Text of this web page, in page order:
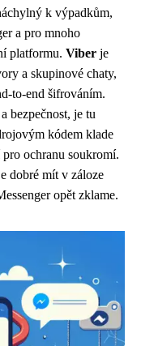
k výpadkům,
a pro mnoho
platformu. Viber je
a skupinové chaty,
to-end šifrováním.
bezpečnost, je tu
kódem klade
ochranu soukromí.
dobré mít v záloze
opět zklame.